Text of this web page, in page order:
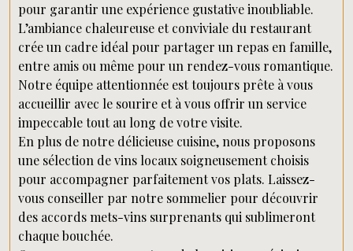
pour garantir une expérience gustative inoubliable.
L’ambiance chaleureuse et conviviale du restaurant
crée un cadre idéal pour partager un repas en famille,
entre amis ou même pour un rendez-vous romantique.
Notre équipe attentionnée est toujours prête à vous
accueillir avec le sourire et à vous offrir un service
impeccable tout au long de votre visite.
En plus de notre délicieuse cuisine, nous proposons
une sélection de vins locaux soigneusement choisis
pour accompagner parfaitement vos plats. Laissez-
vous conseiller par notre sommelier pour découvrir
des accords mets-vins surprenants qui sublimeront
chaque bouchée.